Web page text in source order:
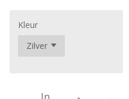
Kleur